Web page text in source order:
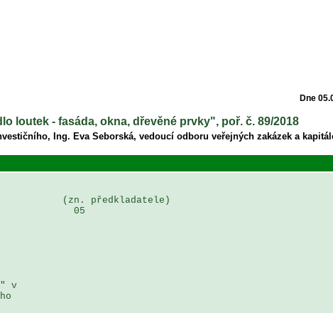
Dne
loutek - fasáda, okna, dřevěné prvky", poř. č. 89/2018
Ing. Eva Seborská, vedoucí odboru veřejných zakázek a
(zn. předkladatele)
05
v